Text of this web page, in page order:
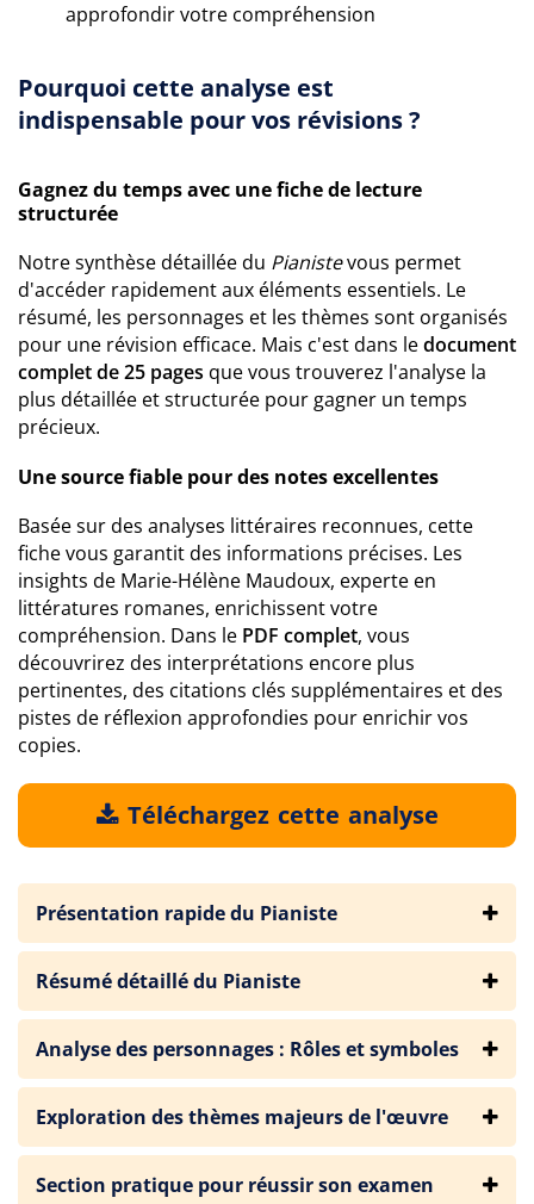
approfondir votre compréhension
Pourquoi cette analyse est
indispensable pour vos révisions ?
Gagnez du temps avec une fiche de lecture
structurée
Notre synthèse détaillée du Pianistevous permet
d'accéder rapidement aux éléments essentiels. Le
résumé, les personnages et les thèmes sont organisés
pour une révision efficace. Mais c'est dans ledocument
complet de 25 pages que vous trouverez l'analyse la
plus détaillée et structurée pour gagner un temps
précieux.
Une source fiable pour des notes excellentes
Basée sur des analyses littéraires reconnues, cette
fiche vous garantit des informations précises. Les
insights de Marie-Hélène Maudoux, experte en
littératures romanes, enrichissent votre
compréhension. Dans le PDF complet, vous
découvrirez des interprétations encore plus
pertinentes, des citations clés supplémentaires et des
pistes de réflexion approfondies pour enrichir vos
copies.
Téléchargez cette analyse
Présentation rapide du Pianiste
Résumé détaillé du Pianiste
Analyse des personnages : Rôles et symboles
Exploration des thèmes majeurs de l'œuvre
Section pratique pour réussir son examen